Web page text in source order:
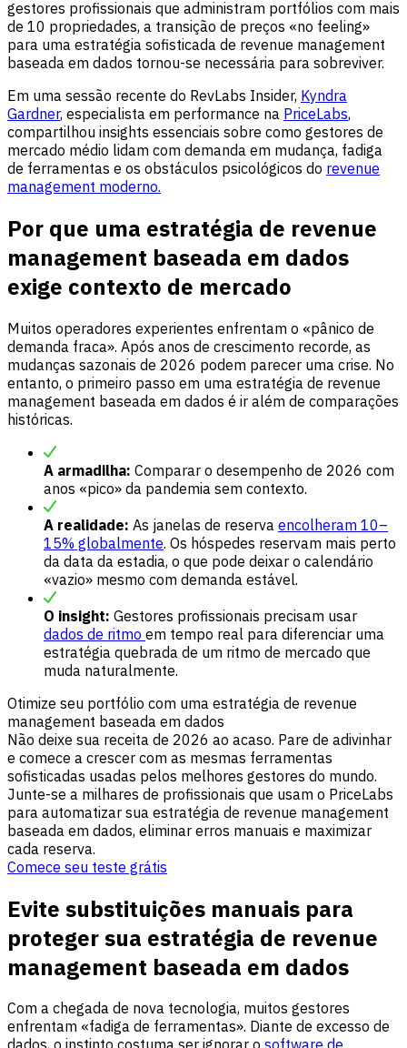
gestores profissionais que administram portfólios com mais
de 10 propriedades, a transição de preços «no feeling»
para uma estratégia sofisticada de revenue management
baseada em dados tornou-se necessária para sobreviver.
Em uma sessão recente do RevLabs Insider, Kyndra
Gardner, especialista em performance na PriceLabs,
compartilhou insights essenciais sobre como gestores de
mercado médio lidam com demanda em mudança, fadiga
de ferramentas e os obstáculos psicológicos do revenue
management moderno.
Por que uma estratégia de revenue
management baseada em dados
exige contexto de mercado
Muitos operadores experientes enfrentam o «pânico de
demanda fraca». Após anos de crescimento recorde, as
mudanças sazonais de 2026 podem parecer uma crise. No
entanto, o primeiro passo em uma estratégia de revenue
management baseada em dados é ir além de comparações
históricas.
A armadilha: Comparar o desempenho de 2026 com
anos «pico» da pandemia sem contexto.
A realidade: As janelas de reserva encolheram 10–
15% globalmente. Os hóspedes reservam mais perto
da data da estadia, o que pode deixar o calendário
«vazio» mesmo com demanda estável.
O insight: Gestores profissionais precisam usar
dados de ritmo em tempo real para diferenciar uma
estratégia quebrada de um ritmo de mercado que
muda naturalmente.
Otimize seu portfólio com uma estratégia de revenue
management baseada em dados
Não deixe sua receita de 2026 ao acaso. Pare de adivinhar
e comece a crescer com as mesmas ferramentas
sofisticadas usadas pelos melhores gestores do mundo.
Junte-se a milhares de profissionais que usam o PriceLabs
para automatizar sua estratégia de revenue management
baseada em dados, eliminar erros manuais e maximizar
cada reserva.
Comece seu teste grátis
Evite substituições manuais para
proteger sua estratégia de revenue
management baseada em dados
Com a chegada de nova tecnologia, muitos gestores
enfrentam «fadiga de ferramentas». Diante de excesso de